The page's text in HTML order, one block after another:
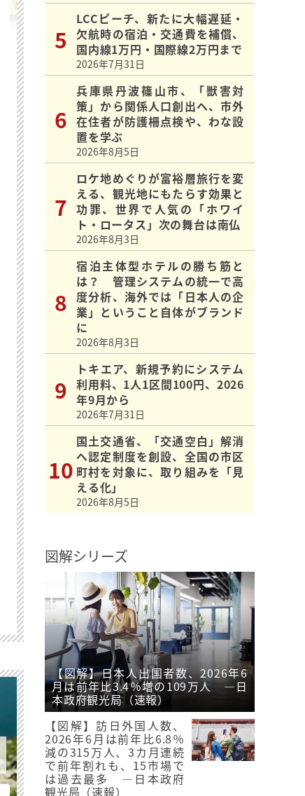
LCCピーチ、新たに大幅遅延・
欠航時の宿泊・交通費を補償、
国内線1万円・国際線2万円まで
2026年7月31日
兵庫県丹波篠山市、「獣害対
策」から関係人口創出へ、市外
在住者が防護柵点検や、わな設
置を学ぶ
2026年8月5日
ロケ地めぐりが富裕層旅行を変
える、観光地にもたらす効果と
功罪、世界で人気の「ホワイ
ト・ロータス」次の舞台は南仏
2026年8月3日
宿泊主体型ホテルの勝ち筋と
は？ 管理システムの統一で高
度分析、海外では「日本人の企
業」ということ自体がブランド
に
2026年8月3日
トキエア、新規予約にシステム
利用料、1人1区間100円、2026
年9月から
2026年7月31日
国土交通省、「交通空白」解消
へ認定制度を創設、全国の市区
町村を対象に、取り組みを「見
える化」
2026年8月5日
図解シリーズ
【図解】日本人出国者数、2026年6
月は前年比3.4％増の109万人 ―日
本政府観光局（速報）
【図解】訪日外国人数、
2026年6月は前年比6.8％
減の315万人、3カ月連続
で前年割れも、15市場で
は過去最多 ―日本政府
観光局（速報）